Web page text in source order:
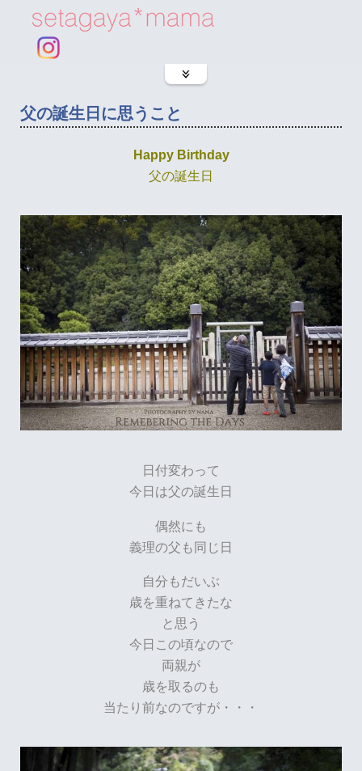
父の誕生日に思うこと
Happy Birthday
父の誕生日
日付変わって
今日は父の誕生日
偶然にも
義理の父も同じ日
自分もだいぶ
歳を重ねてきたな
と思う
今日この頃なので
両親が
歳を取るのも
当たり前なのですが・・・